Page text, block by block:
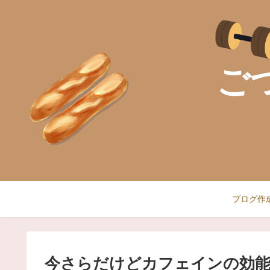
ご
ブログ作
今さらだけどカフェインの効能